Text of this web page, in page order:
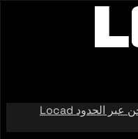
عبر الحدود Locad